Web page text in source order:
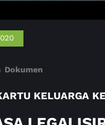
Dokumen
KELUARGA